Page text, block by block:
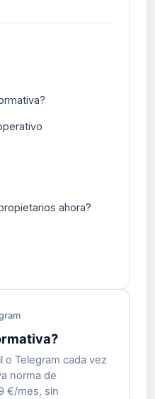
ahora?
o Telegram cada vez
norma de
€/mes, sin